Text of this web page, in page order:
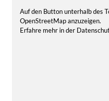
Auf den Button unterhalb des
OpenStreetMap anzuzeigen.
Erfahre mehr in der